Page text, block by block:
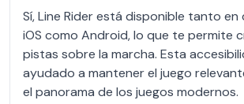
Sí, Line Rider está disponible tanto
iOS como Android, lo que te permite
pistas sobre la marcha. Esta
ayudado a mantener el juego
el panorama de los juegos modernos.